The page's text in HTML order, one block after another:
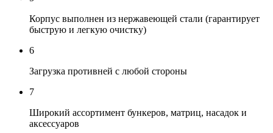
Корпус выполнен из нержавеющей стали (гарантирует
быструю и легкую очистку)
6
Загрузка противней с любой стороны
7
Широкий ассортимент бункеров, матриц, насадок и
аксессуаров